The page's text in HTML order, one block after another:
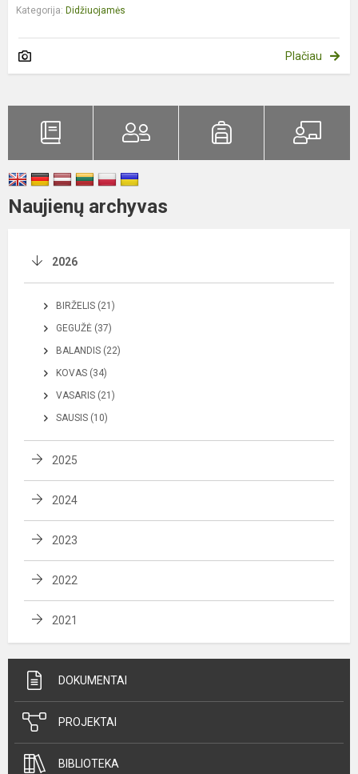
Kategorija: Didžiuojamės
Plačiau
Naujienų archyvas
2026
BIRŽELIS (21)
GEGUŽĖ (37)
BALANDIS (22)
KOVAS (34)
VASARIS (21)
SAUSIS (10)
2025
2024
2023
2022
2021
DOKUMENTAI
PROJEKTAI
BIBLIOTEKA